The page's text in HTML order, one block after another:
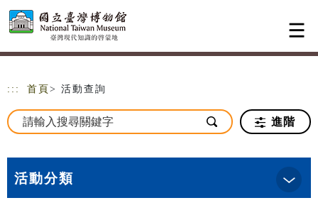
跳到主要內容
網站導覽
::: 首頁 > 活動查詢
進階
活動分類